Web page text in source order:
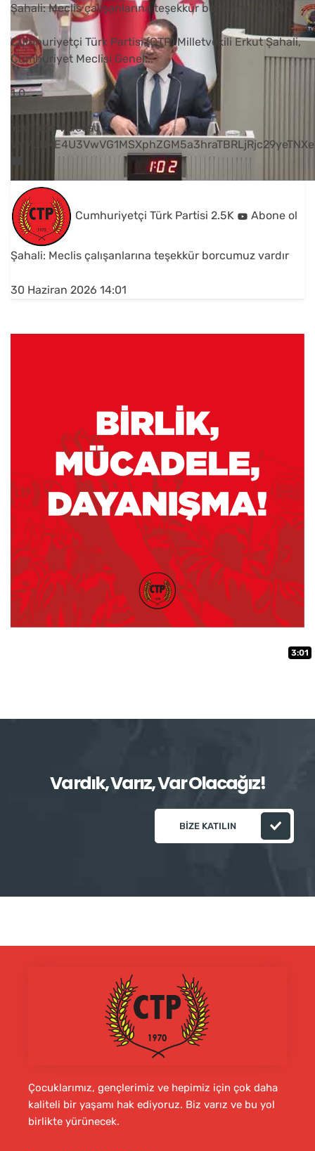
3:01
Şahali: Meclis çalışanlarına teşekkür borcumuz vardır
Cumhuriyetçi Türk Partisi (CTP) Milletvekili Erkut Şahali,
Cumhuriyet Meclisi Genel...
1 0
YouTube Videosu
Cumhuriyetçi Türk Partisi 2.5K Abone ol
Şahali: Meclis çalışanlarına teşekkür borcumuz vardır
30 Haziran 2026 14:01
Vardık, Varız, Var Olacağız!
BIZE KATILIN
Çocuklarımız, gençlerimiz ve hepimiz için çok daha
kaliteli bir yaşamı hak ediyoruz. Biz varız ve bu yol
birlikte yürünecek.